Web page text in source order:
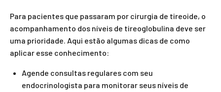
Para pacientes que passaram por cirurgia de tireoide, o
acompanhamento dos níveis de tireoglobulina deve ser
uma prioridade. Aqui estão algumas dicas de como
aplicar esse conhecimento:
Agende consultas regulares com seu
endocrinologista para monitorar seus níveis de